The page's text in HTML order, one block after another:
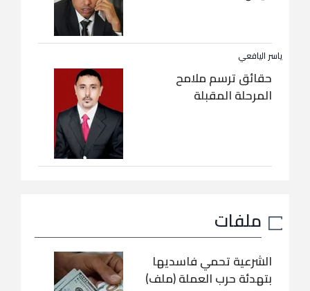
ياسر اليافعي
حقائق ترسم ملامح
المرحلة المقبلة
ملفات
الشرعية تحمي فاسديها
بتهدئة حرب العملة (ملف)